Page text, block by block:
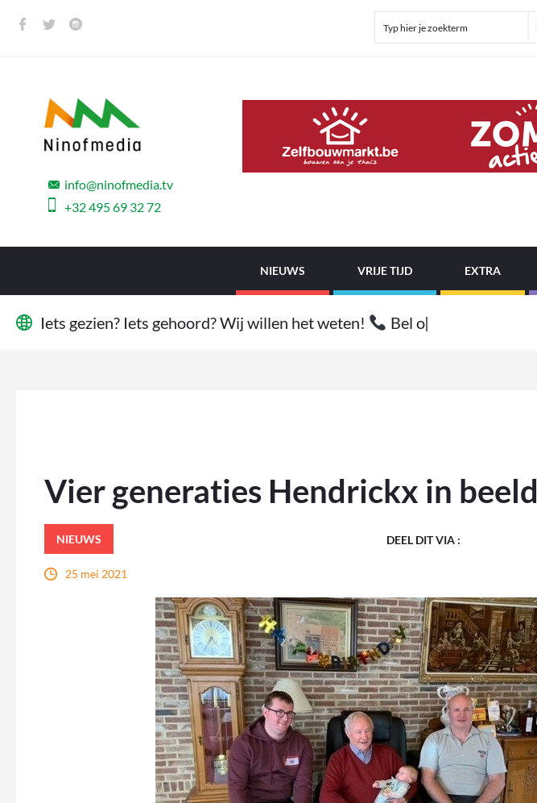
info@ninofmedia.tv
+32 495 69 32 72
NIEUWS VRIJE TIJD EXTRA
Iets gezien? Iets gehoord?Wij willen hetweten! Bel on
Vier generaties Hendrickx in beeld
NIEUWS
25 mei 2021
DEEL DIT VIA :